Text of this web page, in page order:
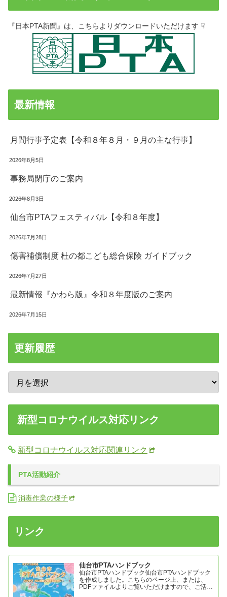
『日本PTA新聞』は、こちらよりダウンロードいただけます ☟
最新情報
月間行事予定表【令和８年８月・９月の主な行事】
2026年8月5日
事務局閉庁のご案内
2026年8月3日
仙台市PTAフェスティバル【令和８年度】
2026年7月28日
傷害補償制度 杜の都こども総合保険 ガイドブック
2026年7月27日
最新情報『かわら版』令和８年度版のご案内
2026年7月15日
更新履歴
新型コロナウイルス対応リンク
新型コロナウイルス対応関連リンク
PTA活動紹介
消毒作業の様子
リンク
仙台市PTAハンドブック
仙台市PTAハンドブック仙台市PTAハンドブック
を作成しました。こちらのページ上、または、
PDFファイルよりご覧いただけますので、ご活用